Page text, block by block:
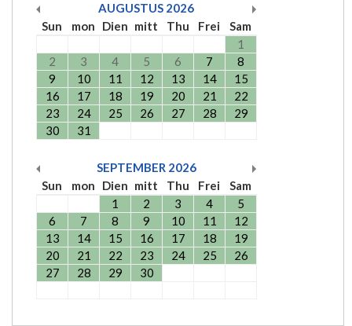
AUGUSTUS 2026
Sun
mon Dien mitt Thu Frei
Sam
1
2
3 4 5 6 7
8
9
10 11 12 13 14
15
16
17 18 19 20 21
22
23
24 25 26 27 28
29
30
31
SEPTEMBER 2026
Sun
mon Dien mitt Thu Frei
Sam
1
2 3 4
5
6
7 8 9 10 11
12
13
14 15 16 17 18
19
20
21 22 23 24 25
26
27
28 29 30